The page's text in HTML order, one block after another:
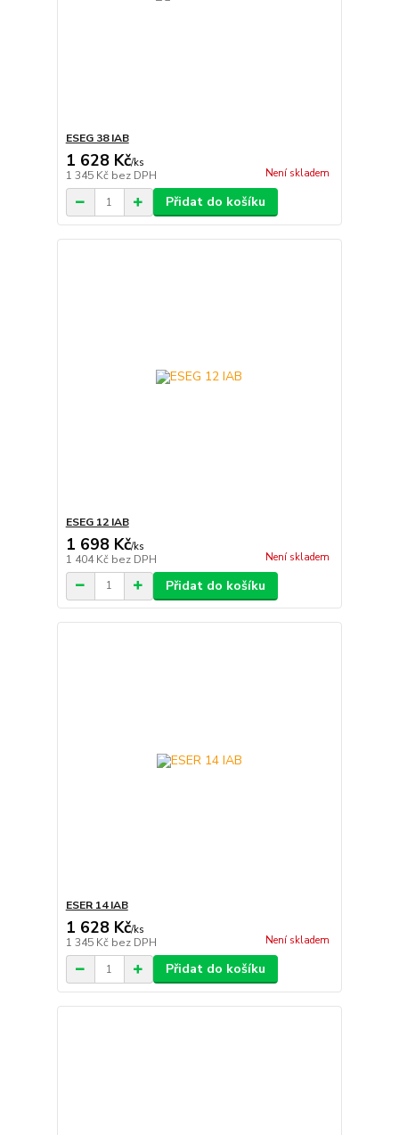
ESEG 38 IAB
1 628 Kč/ks
1 345 Kč bez DPH Není skladem
Přidat do košíku
ESEG 12 IAB
1 698 Kč/ks
1 404 Kč bez DPH Není skladem
Přidat do košíku
ESER 14 IAB
1 628 Kč/ks
1 345 Kč bez DPH Není skladem
Přidat do košíku